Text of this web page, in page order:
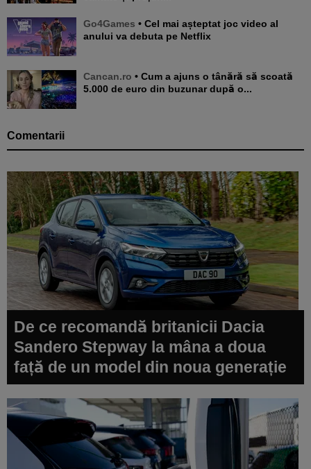
Go4Games • Cel mai așteptat joc video al
anului va debuta pe Netflix
Cancan.ro • Cum a ajuns o tânără să scoată
5.000 de euro din buzunar după o...
Comentarii
De ce recomandă britanicii Dacia
Sandero Stepway la mâna a doua
față de un model din noua generație